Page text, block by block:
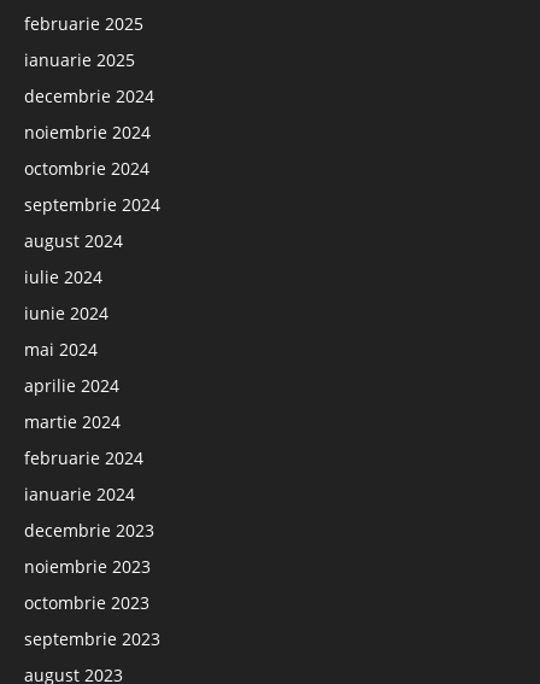
februarie 2025
ianuarie 2025
decembrie 2024
noiembrie 2024
octombrie 2024
septembrie 2024
august 2024
iulie 2024
iunie 2024
mai 2024
aprilie 2024
martie 2024
februarie 2024
ianuarie 2024
decembrie 2023
noiembrie 2023
octombrie 2023
septembrie 2023
august 2023